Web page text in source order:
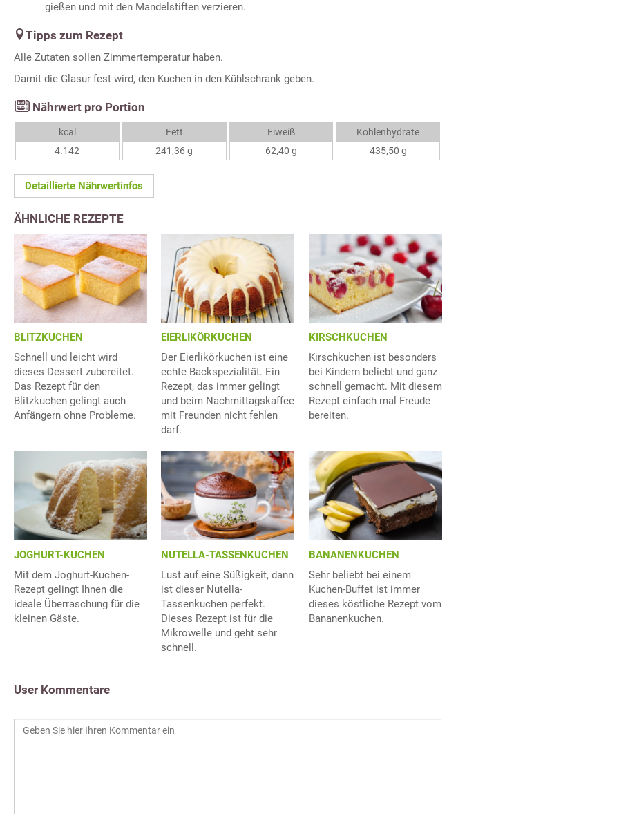
gießen und mit den Mandelstiften verzieren.
Tipps zum Rezept
Alle Zutaten sollen Zimmertemperatur haben.
Damit die Glasur fest wird, den Kuchen in den Kühlschrank geben.
Nährwert pro Portion
kcal
4.142
Fett
241,36 g
Eiweiß
62,40 g
Kohlenhydrate
435,50 g
Detaillierte Nährwertinfos
ÄHNLICHE REZEPTE
BLITZKUCHEN
Schnell und leicht wird
dieses Dessert zubereitet.
Das Rezept für den
Blitzkuchen gelingt auch
Anfängern ohne Probleme.
EIERLIKÖRKUCHEN
Der Eierlikörkuchen ist eine
echte Backspezialität. Ein
Rezept, das immer gelingt
und beim Nachmittagskaffee
mit Freunden nicht fehlen
darf.
KIRSCHKUCHEN
Kirschkuchen ist besonders
bei Kindern beliebt und ganz
schnell gemacht. Mit diesem
Rezept einfach mal Freude
bereiten.
JOGHURT-KUCHEN
Mit dem Joghurt-Kuchen-
Rezept gelingt Ihnen die
ideale Überraschung für die
kleinen Gäste.
NUTELLA-TASSENKUCHEN
Lust auf eine Süßigkeit, dann
ist dieser Nutella-
Tassenkuchen perfekt.
Dieses Rezept ist für die
Mikrowelle und geht sehr
schnell.
BANANENKUCHEN
Sehr beliebt bei einem
Kuchen-Buffet ist immer
dieses köstliche Rezept vom
Bananenkuchen.
User Kommentare